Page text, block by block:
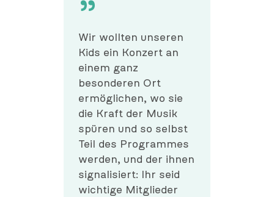
Wir wollten unseren
Kids ein Konzert an
einem ganz
besonderen Ort
ermöglichen, wo sie
die Kraft der Musik
spüren und so selbst
Teil des Programmes
werden, und der ihnen
signalisiert: Ihr seid
wichtige Mitglieder